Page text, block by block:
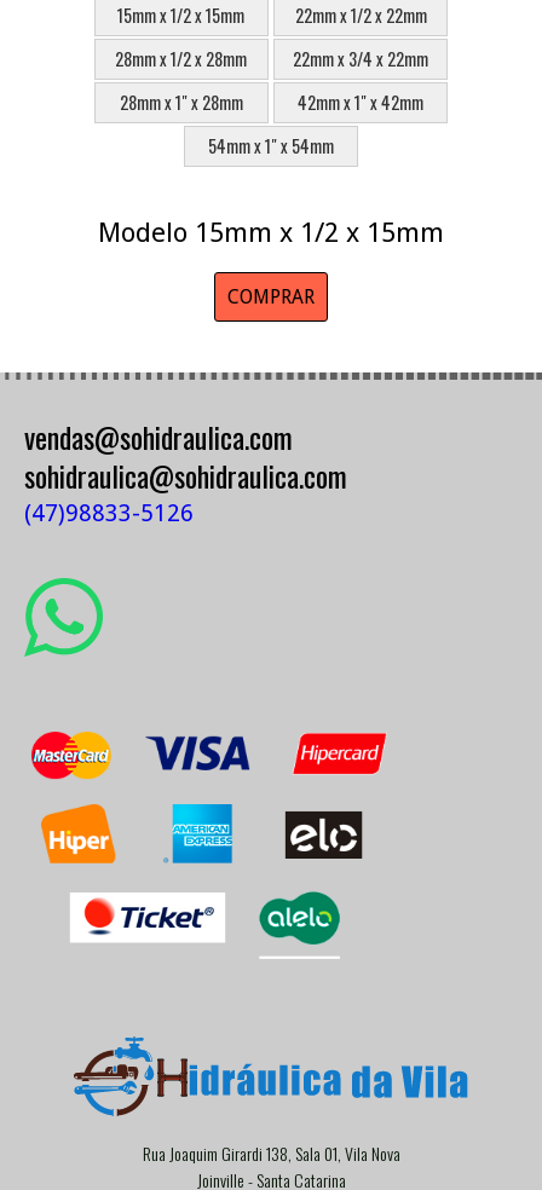
15mm x 1/2 x 15mm
22mm x 1/2 x 22mm
28mm x 1/2 x 28mm
22mm x 3/4 x 22mm
28mm x 1" x 28mm
42mm x 1" x 42mm
54mm x 1" x 54mm
Modelo 15mm x 1/2 x 15mm
COMPRAR
vendas@sohidraulica.com
sohidraulica@sohidraulica.com
(47)98833-5126
Rua Joaquim Girardi 138, Sala 01, Vila Nova
Joinville - Santa Catarina